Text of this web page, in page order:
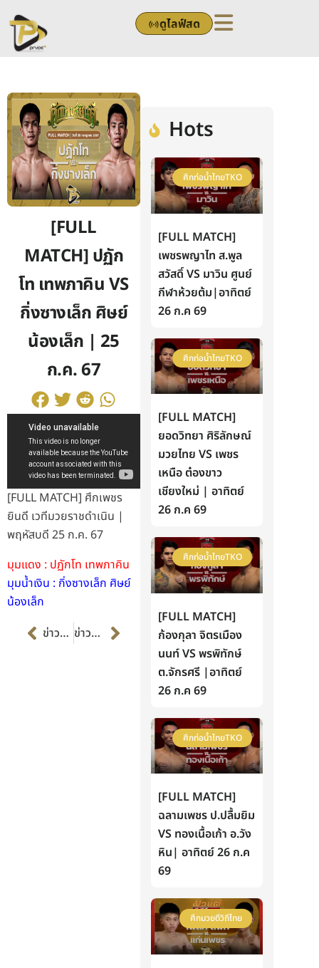
to
content
ดูไลฟ์สด
[FULL
MATCH] ปฏัก
โท เทพภาคิน VS
กิ่งซางเล็ก ศิษย์
น้องเล็ก | 25
ก.ค. 67
[FULL MATCH] ศึกเพชร
ยินดี เวทีมวยราชดำเนิน |
พฤหัสบดี 25 ก.ค. 67
มุมแดง : ปฏักโท เทพภาคิน
มุมน้ำเงิน : กิ่งซางเล็ก ศิษย์
น้องเล็ก
Prevข่าวก่อนหน้า ข่าวต่อไป Next
Hots
ศึกท่อน้ำไทยTKO
[FULL MATCH]
เพชรพญาไท ส.พูล
สวัสดิ์ VS มาวิน ศูนย์
กีฬาห้วยต้ม|อาทิตย์
26 ก.ค 69
ศึกท่อน้ำไทยTKO
[FULL MATCH]
ยอดวิทยา ศิริลักษณ์
มวยไทย VS เพชร
เหนือ ต๋องขาว
เชียงใหม่ | อาทิตย์
26 ก.ค 69
ศึกท่อน้ำไทยTKO
[FULL MATCH]
ก้องกุลา จิตรเมือง
นนท์ VS พรพิทักษ์
ต.จักรศรี |อาทิตย์
26 ก.ค 69
ศึกท่อน้ำไทยTKO
[FULL MATCH]
ฉลามเพชร ป.ปลื้มยิม
VS ทองเนื้อเก้า อ.วัง
หิน| อาทิตย์ 26 ก.ค
69
ศึกมวยดีวิถีไทย